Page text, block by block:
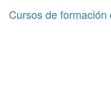
Cursos de